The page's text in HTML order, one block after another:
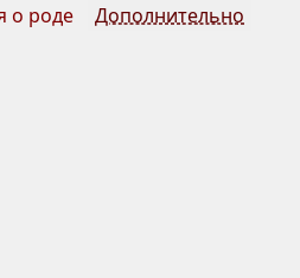
о роде Дополнительно